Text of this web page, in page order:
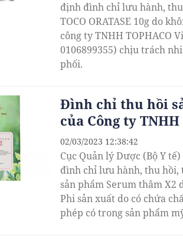
định đình chỉ lưu hành,
TOCO ORATASE 10g do
công ty TNHH TOPHACO
0106899355) chịu trách
phối.
Đình chỉ thu hồi
của Công ty
Cục Quản lý Dược (Bộ Y
đình chỉ lưu hành, thu
sản phẩm Serum thâm X2
Phi sản xuất do có chứa
phép có trong sản phẩm
02/03/2023 12:38:42